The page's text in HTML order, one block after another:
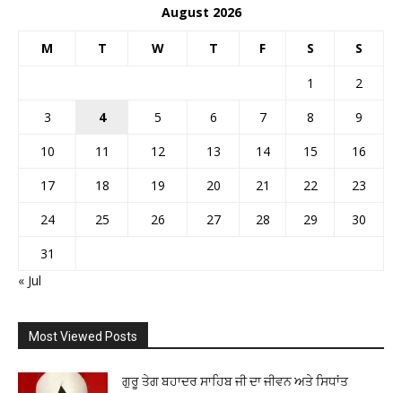
August 2026
M T W T F S S
1
2
3
4 5 6 7 8
9
10
11 12 13 14 15
16
17
18 19 20 21 22
23
24
25 26 27 28 29
30
31
« Jul
Most Viewed Posts
ਗੁਰੂ ਤੇਗ ਬਹਾਦਰ ਸਾਹਿਬ ਜੀ ਦਾ ਜੀਵਨ ਅਤੇ ਸਿਧਾਂਤ